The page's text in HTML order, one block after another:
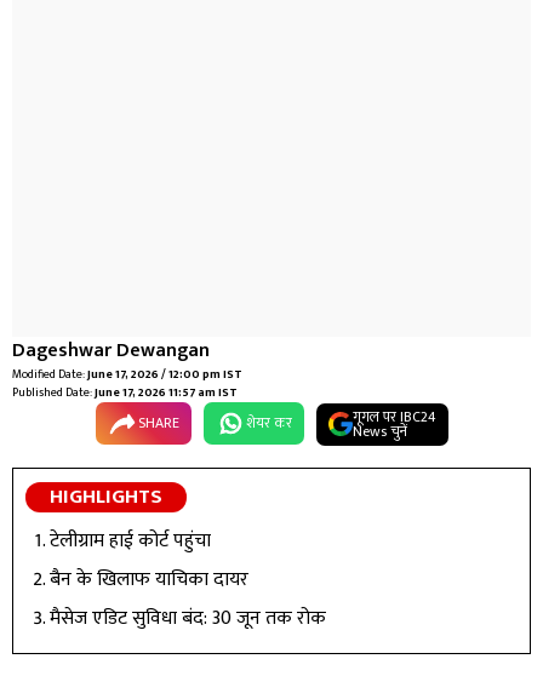
Dageshwar Dewangan
Modified Date:June 17, 2026 / 12:00 pm IST
Published Date:June 17, 2026 11:57 am IST
SHARE शेयर कर गूगल पर IBC24
News चुनें
HIGHLIGHTS
टेलीग्राम हाई कोर्ट पहुंचा
बैन के खिलाफ याचिका दायर
मैसेज एडिट सुविधा बंद: 30 जून तक रोक